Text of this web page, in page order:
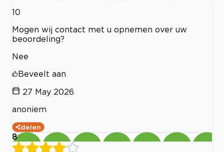
10
Mogen wij contact met u opnemen over uw
beoordeling?
Nee
Beveelt aan
27 May 2026
anoniem
delen
8